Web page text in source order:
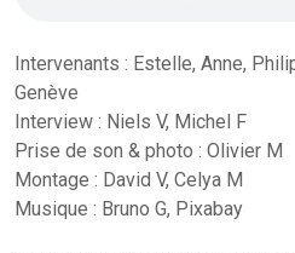
Intervenants : Estelle, Anne,
Genève
Interview : Niels V, Michel F
Prise de son & photo : Olivier M
Montage : David V, Celya M
Musique : Bruno G, Pixabay